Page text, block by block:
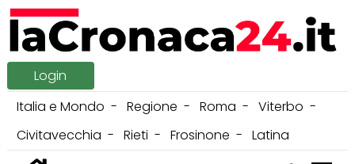
Login
Italia e Mondo
Regione Roma
Viterbo
Civitavecchia
Rieti Frosinone
Latina